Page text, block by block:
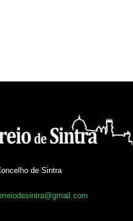
de Sintra